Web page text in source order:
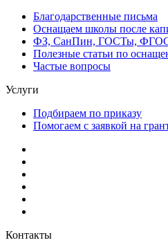
Благодарственные письма
Оснащаем школы после
ФЗ, СанПин, ГОСТы, ФГОС,
Полезные статьи по
Частые вопросы
Услуги
Подбираем по приказу
Помогаем с заявкой на
Контакты